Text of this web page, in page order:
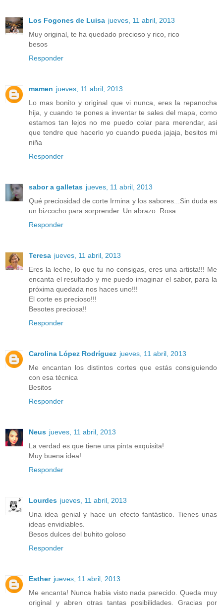
Los Fogones de Luisa jueves, 11 abril, 2013
Muy original, te ha quedado precioso y rico, rico
besos
Responder
mamen jueves, 11 abril, 2013
Lo mas bonito y original que vi nunca, eres la repanocha
hija, y cuando te pones a inventar te sales del mapa, como
estamos tan lejos no me puedo colar para merendar, asi
que tendre que hacerlo yo cuando pueda jajaja, besitos mi
niña
Responder
sabor a galletas jueves, 11 abril, 2013
Qué preciosidad de corte Irmina y los sabores...Sin duda es
un bizcocho para sorprender. Un abrazo. Rosa
Responder
Teresa jueves, 11 abril, 2013
Eres la leche, lo que tu no consigas, eres una artista!!! Me
encanta el resultado y me puedo imaginar el sabor, para la
próxima quedada nos haces uno!!!
El corte es precioso!!!
Besotes preciosa!!
Responder
Carolina López Rodríguez jueves, 11 abril, 2013
Me encantan los distintos cortes que estás consiguiendo
con esa técnica
Besitos
Responder
Neus jueves, 11 abril, 2013
La verdad es que tiene una pinta exquisita!
Muy buena idea!
Responder
Lourdes jueves, 11 abril, 2013
Una idea genial y hace un efecto fantástico. Tienes unas
ideas envidiables.
Besos dulces del buhito goloso
Responder
Esther jueves, 11 abril, 2013
Me encanta! Nunca habia visto nada parecido. Queda muy
original y abren otras tantas posibilidades. Gracias por